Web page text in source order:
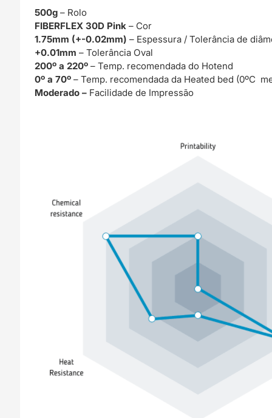
500g – Rolo
FIBERFLEX 30D Pink– Cor
1.75mm (+-0.02mm)– Espessura / Tolerância de
+0.01mm– Tolerância Oval
200º a 220º– Temp. recomendada do Hotend
0º a 70º– Temp. recomendada da Heated bed (0ºC
Moderado – Facilidade de Impressão